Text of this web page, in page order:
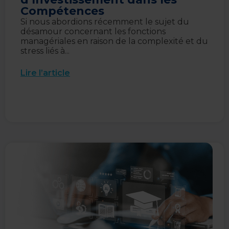
Compétences
Si nous abordions récemment le sujet du
désamour concernant les fonctions
managériales en raison de la complexité et du
stress liés à...
Lire l’article